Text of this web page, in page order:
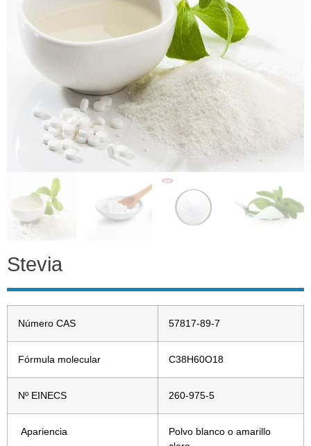
Stevia
Número CAS 57817-89-7
Fórmula molecular C38H60O18
Nº EINECS 260-975-5
Apariencia
Polvo blanco o amarillo